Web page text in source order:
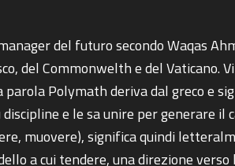
del futuro secondo Waqas
del Commonwelth e del Vaticano.
Polymath deriva dal greco e
e le sa unire per generare il
muovere), significa quindi
a cui tendere, una direzione verso